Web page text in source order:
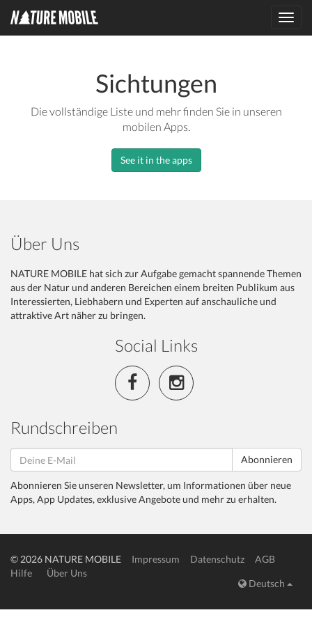
Sichtungen
Die vollständige Liste und mehr finden Sie in unseren
mobilen Apps.
See it in the apps
Über Uns
NATURE MOBILE hat sich zur Aufgabe gemacht spannende Themen
aus der Natur und anderen Bereichen einem breiten Publikum aus
Interessierten, Liebhabern und Experten auf anschauliche und
attraktive Art näher zu bringen.
Social Links
Rundschreiben
Abonnieren
Abonnieren Sie unseren Newsletter, um Informationen über neue
Apps, App Updates, exklusive Angebote und mehr zu erhalten.
© 2026 NATURE MOBILE Impressum Datenschutz
AGB
Hilfe
Über Uns
Deutsch